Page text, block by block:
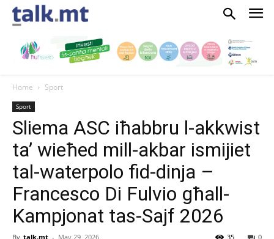
Home Sport
Sport
Sliema ASC iħabbru l-akkwist
ta’ wieħed mill-akbar ismijiet
tal-waterpolo fid-dinja –
Francesco Di Fulvio għall-
Kampjonat tas-Sajf 2026
By talk.mt - May 29, 2026 0
35